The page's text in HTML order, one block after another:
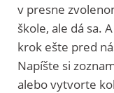
v presne
škole, ale dá sa.
krok ešte pred
Napíšte si
alebo vytvorte